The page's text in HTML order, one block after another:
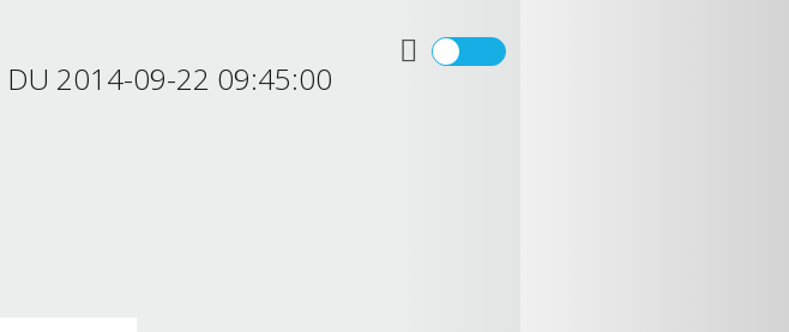
DU 2014-09-22 09:45:00